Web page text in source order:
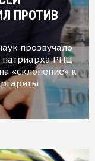
ПРОТИВ
прозвучало
патриарха РПЦ
«склонение» к